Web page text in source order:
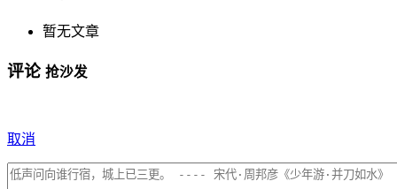
暂无文章
评论 抢沙发
取消